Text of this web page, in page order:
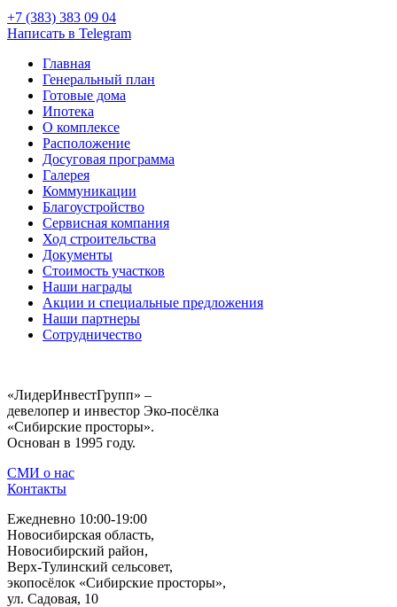
+7 (383) 383 09 04
Написать в Telegram
Главная
Генеральный план
Готовые дома
Ипотека
О комплексе
Расположение
Досуговая программа
Галерея
Коммуникации
Благоустройство
Сервисная компания
Ход строительства
Документы
Стоимость участков
Наши награды
Акции и специальные предложения
Наши партнеры
Сотрудничество
«ЛидерИнвестГрупп» –
девелопер и инвестор Эко-посёлка
«Сибирские просторы».
Основан в 1995 году.
СМИ о нас
Контакты
Ежедневно 10:00-19:00
Новосибирская область,
Новосибирский район,
Верх-Тулинский сельсовет,
экопосёлок «Сибирские просторы»,
ул. Садовая, 10